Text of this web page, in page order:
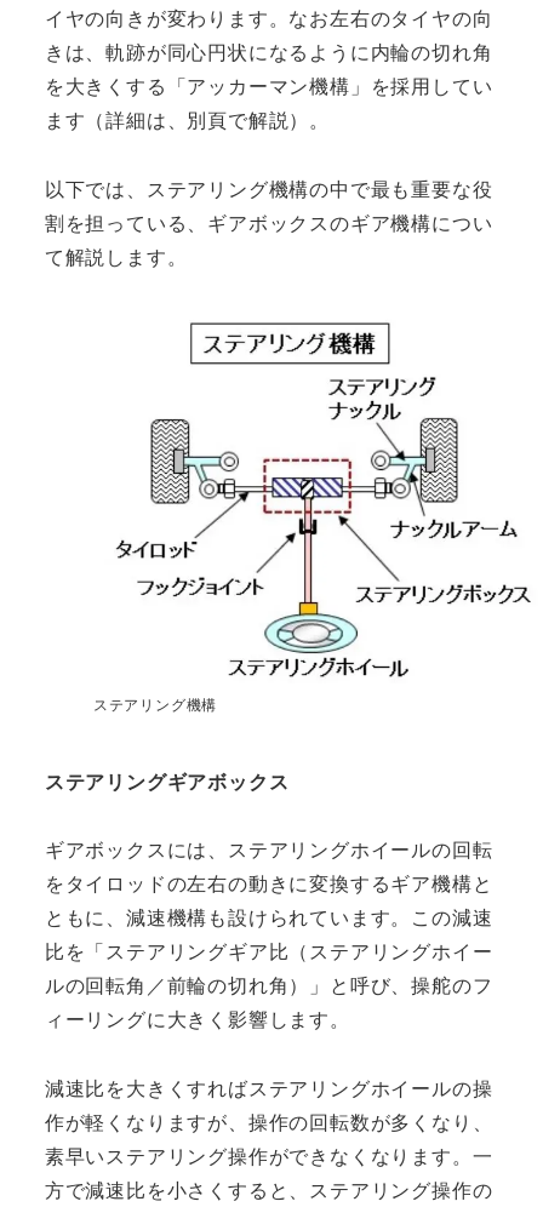
イヤの向きが変わります。なお左右のタイヤの向
きは、軌跡が同心円状になるように内輪の切れ角
を大きくする「アッカーマン機構」を採用してい
ます（詳細は、別頁で解説）。
以下では、ステアリング機構の中で最も重要な役
割を担っている、ギアボックスのギア機構につい
て解説します。
ステアリング機構
ステアリングギアボックス
ギアボックスには、ステアリングホイールの回転
をタイロッドの左右の動きに変換するギア機構と
ともに、減速機構も設けられています。この減速
比を「ステアリングギア比（ステアリングホイー
ルの回転角／前輪の切れ角）」と呼び、操舵のフ
ィーリングに大きく影響します。
減速比を大きくすればステアリングホイールの操
作が軽くなりますが、操作の回転数が多くなり、
素早いステアリング操作ができなくなります。一
方で減速比を小さくすると、ステアリング操作の